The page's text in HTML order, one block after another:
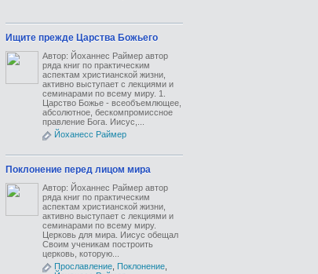
Ищите прежде Царства Божьего
Автор: Йоханнес Раймер автор
ряда книг по практическим
аспектам христианской жизни,
активно выступает с лекциями и
семинарами по всему миру. 1.
Царство Божье - всеобъемлющее,
абсолютное, бескомпромиссное
правление Бога. Иисус,...
Йоханесс Раймер
Поклонение перед лицом мира
Автор: Йоханнес Раймер автор
ряда книг по практическим
аспектам христианской жизни,
активно выступает с лекциями и
семинарами по всему миру.
Церковь для мира. Иисус обещал
Своим ученикам построить
церковь, которую...
Прославление Поклонение